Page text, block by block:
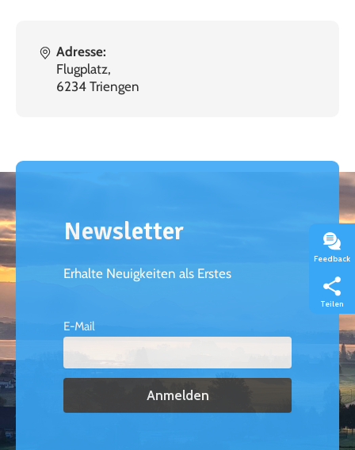
Adresse:
Flugplatz,
6234 Triengen
Newsletter
Erhalte Neuigkeiten als Erstes
E-Mail
Feedback
Teilen